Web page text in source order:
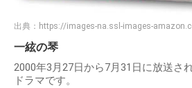
出典： https://images-na.ssl-images-
一絃の琴
2000年3月27日から7月31日に放送さ
ドラマです。